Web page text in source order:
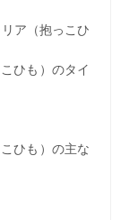
（抱っこひ
も）のタイ
も）の主な